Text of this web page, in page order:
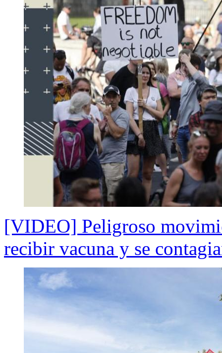
[VIDEO] Peligroso
recibir vacuna y se